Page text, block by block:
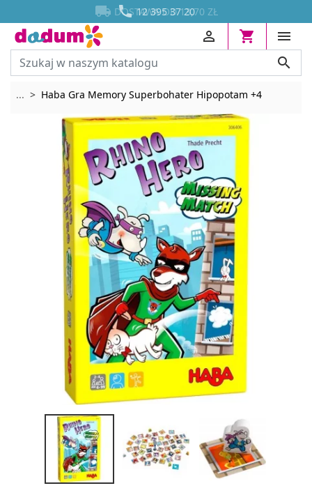
 12 395 37 20
 DOSTAWA OD 13,70 ZŁ






... Rozwiń breadcrumbs
Haba Gra Memory Superbohater Hipopotam +4